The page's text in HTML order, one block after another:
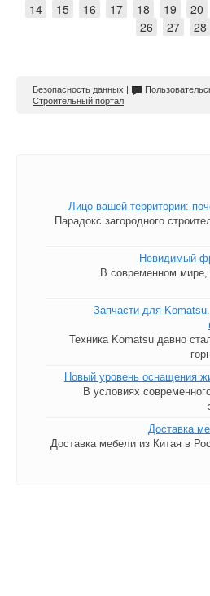
14
15 16 17 18 19 20
26
27 28
Безопасность данных |
Строительный портал
Лицо вашей территории:
Парадокс загородного
Невидимый
В современном мире,
Запчасти для
Техника Komatsu давно
Новый уровень оснащения
В условиях
Доставка
Доставка мебели из Китая в